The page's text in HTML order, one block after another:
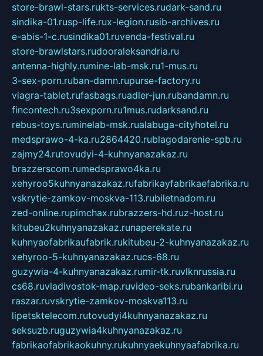
store-brawl-stars.rukts-services.rudark-sand.ru
sindika-01.rusp-life.rux-legion.rusib-archives.ru
e-abis-1-c.rusindika01.ruvenda-festival.ru
store-brawlstars.rudooraleksandria.ru
antenna-highly.rumine-lab-msk.ru1-mus.ru
3-sex-porn.ruban-damn.rupurse-factory.ru
viagra-tablet.rufasbags.ruadler-jun.rubandamn.ru
fincontech.ru3sexporn.ru1mus.rudarksand.ru
rebus-toys.ruminelab-msk.rualabuga-cityhotel.ru
medsprawo-4-ka.ru2864420.rublagodarenie-spb.ru
zajmy24.rutovudyi-4-kuhnyanazakaz.ru
brazzerscom.rumedsprawo4ka.ru
xehyroo5kuhnyanazakaz.rufabrikayfabrikaefabrika.ru
vskrytie-zamkov-moskva-113.rubiletnadom.ru
zed-online.rupimchax.rubrazzers-hd.ruz-host.ru
kitubeu2kuhnyanazakaz.runaperekate.ru
kuhnyaofabrikaufabrik.rukitubeu-2-kuhnyanazakaz.ru
xehyroo-5-kuhnyanazakaz.rucs-68.ru
guzywia-4-kuhnyanazakaz.rumir-tk.ruvlknrussia.ru
cs68.ruvladivostok-map.ruvideo-seks.rubankaribi.ru
raszar.ruvskrytie-zamkov-moskva113.ru
lipetsktelecom.rutovudyi4kuhnyanazakaz.ru
seksuzb.ruguzywia4kuhnyanazakaz.ru
fabrikaofabrikaokuhny.rukuhnyaekuhnyaafabrika.ru